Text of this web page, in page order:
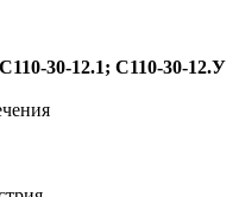
30-12.1; С110-30-12.У